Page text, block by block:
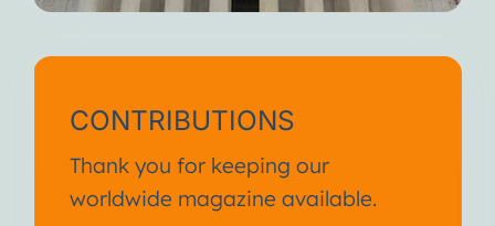
CONTRIBUTIONS
Thank you for keeping our
worldwide magazine available.